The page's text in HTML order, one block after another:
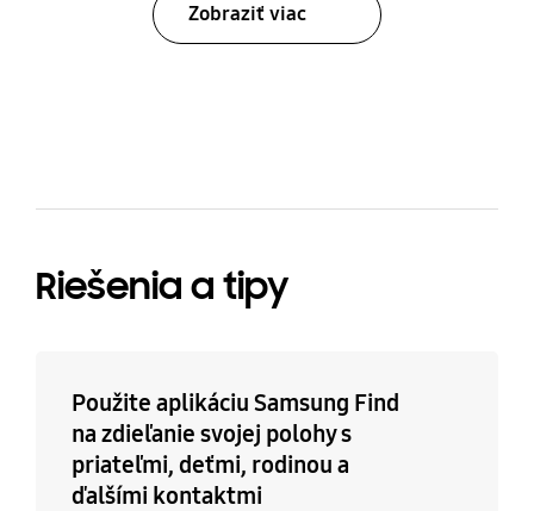
Zobraziť viac
Riešenia a tipy
Použite aplikáciu Samsung Find
na zdieľanie svojej polohy s
priateľmi, deťmi, rodinou a
ďalšími kontaktmi